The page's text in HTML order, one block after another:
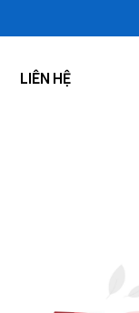
LIÊN HỆ